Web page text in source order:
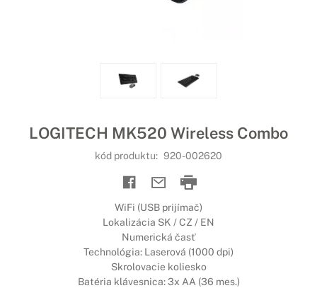
LOGITECH MK520 Wireless Combo
kód produktu: 920-002620
WiFi (USB prijímač)
Lokalizácia SK / CZ / EN
Numerická časť
Technológia: Laserová (1000 dpi)
Skrolovacie koliesko
Batéria klávesnica: 3x AA (36 mes.)